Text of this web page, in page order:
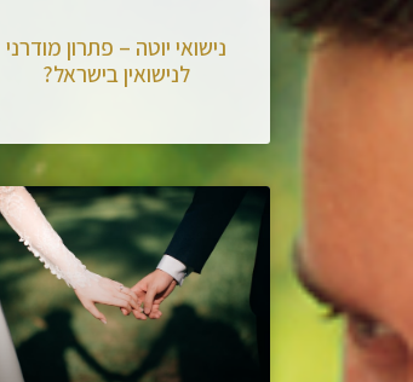
נישואי יוטה – פתרון מודרני
לנישואין בישראל?